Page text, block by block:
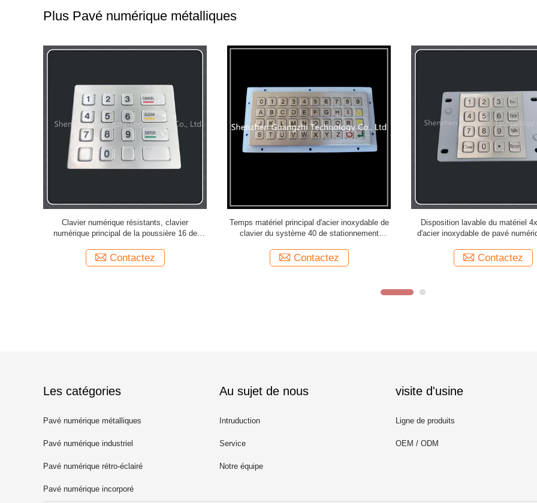
Plus Pavé numérique métalliques
8 Billets de touche Bar de fonction Numérique
Métallique clavier en acier inoxydable 304 Side
Contactez
PINPAD 40 touches LED clavier métallique
étanche à l'eau GZ-C001055 R232 interface
Contactez
Fonction d'arrêt automatique de
élevée, clavier en acier inoxydable
Contactez
Les catégories
Pavé numérique métalliques
Pavé numérique industriel
Pavé numérique rétro-éclairé
Pavé numérique incorporé
Au sujet de nous
Intruduction
Service
Notre équipe
visite d'usine
Ligne de produits
OEM / ODM